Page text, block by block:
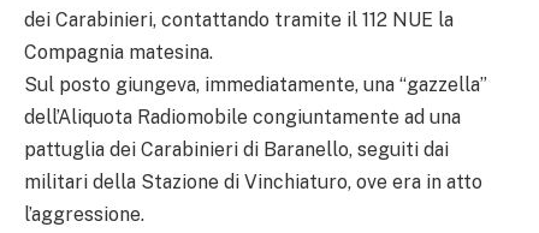
dei Carabinieri, contattando tramite il 112 NUE la
Compagnia matesina.
Sul posto giungeva, immediatamente, una “gazzella”
dell’Aliquota Radiomobile congiuntamente ad una
pattuglia dei Carabinieri di Baranello, seguiti dai
militari della Stazione di Vinchiaturo, ove era in atto
l’aggressione.